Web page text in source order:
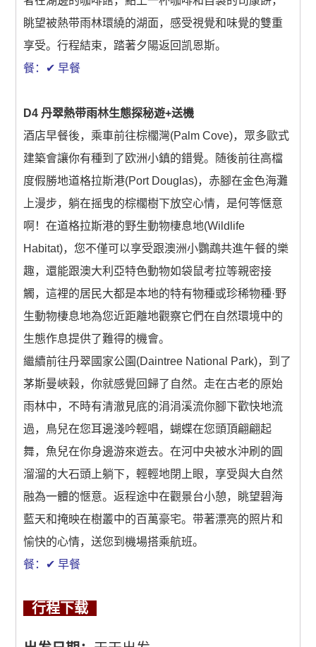
眺望被熱带雨林環繞的湖面，感受視覺和味覺的雙重
享受。行程結束，踏著夕陽返回凯恩斯。
餐：✔ 早餐
D4 丹翠熱带雨林生態探秘遊+送機
酒店早餐後，乘車前往棕櫊灣(Palm Cove)，眾多歐式
建築會讓你有種到了欧洲小鎮的錯覺。随後前往高檔
度假勝地道格拉斯港(Port Douglas)，赤腳在金色海灘
上漫步，躺在摇曳的棕櫊樹下放空心情，是何等惬意
啊！在道格拉斯港的野生動物棲息地(Wildlife
Habitat)，您不僅可以享受跟澳洲小鸚鵡共進午餐的樂
趣，還能跟澳大利亞特色動物如袋鼠考拉等親密接
觸，這裡的居民大都是本地的特有物種或珍稀物種·野
生動物棲息地為您近距離地觀察它們在自然環境中的
生態作息提供了難得的機會。
繼續前往丹翠國家公園(Daintree National Park)，到了
茅斯曼峽榖，你就感覺回歸了自然。走在古老的原始
雨林中，不時有清澈見底的涓涓溪流你腳下歡快地流
過，鳥兒在您耳邊淺吟輕唱，蝴蝶在您頭頂翩翩起
舞，魚兒在你身邊游來遊去。在河中央被水沖刷的圓
溜溜的大石頭上躺下，輕輕地閉上眼，享受與大自然
融為一體的愜意。返程途中在觀景台小憩，眺望碧海
藍天和掩映在樹叢中的百萬豪宅。带著漂亮的照片和
愉快的心情，送您到機場搭乘航班。
餐：✔ 早餐
行程下载